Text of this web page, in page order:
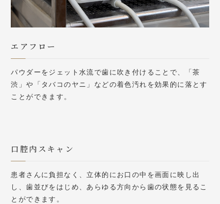
エアフロー
パウダーをジェット水流で歯に吹き付けることで、「茶
渋」や「タバコのヤニ」などの着色汚れを効果的に落とす
ことができます。
口腔内スキャン
患者さんに負担なく、立体的にお口の中を画面に映し出
し、歯並びをはじめ、あらゆる方向から歯の状態を見るこ
とができます。